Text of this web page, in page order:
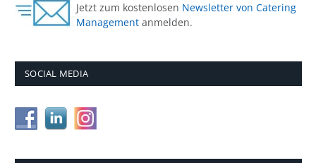
Jetzt zum kostenlosen Newsletter von Catering
Management anmelden.
SOCIAL MEDIA